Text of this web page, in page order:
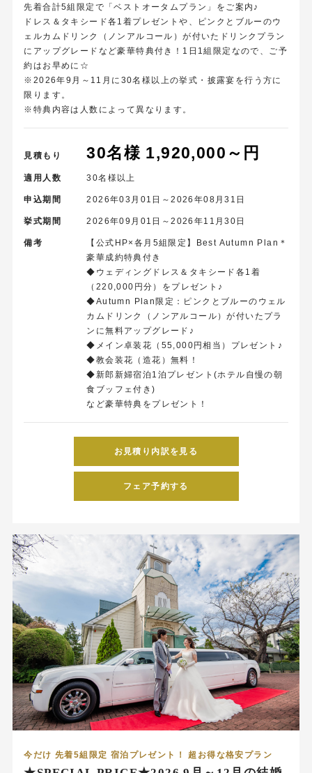
先着合計5組限定で「ベストオータムプラン」をご案内♪
ドレス＆タキシード各1着プレゼントや、ピンクとブルーのウ
ェルカムドリンク（ノンアルコール）が付いたドリンクプラン
にアップグレードなど豪華特典付き！1日1組限定なので、ご予
約はお早めに☆
※2026年9月～11月に30名様以上の挙式・披露宴を行う方に
限ります。
※特典内容は人数によって異なります。
見積もり 30名様 1,920,000～円
適用人数 30名様以上
申込期間 2026年03月01日～2026年08月31日
挙式期間 2026年09月01日～2026年11月30日
備考
【公式HP×各月5組限定】Best Autumn Plan＊
豪華成約特典付き
◆ウェディングドレス＆タキシード各1着
（220,000円分）をプレゼント♪
◆Autumn Plan限定：ピンクとブルーのウェル
カムドリンク（ノンアルコール）が付いたプラ
ンに無料アップグレード♪
◆メイン卓装花（55,000円相当）プレゼント♪
◆教会装花（造花）無料！
◆新郎新婦宿泊1泊プレゼント(ホテル自慢の朝
食ブッフェ付き)
など豪華特典をプレゼント！
お見積り内訳を見る
フェア予約する
今だけ 先着5組限定 宿泊プレゼント！ 超お得な格安プラン